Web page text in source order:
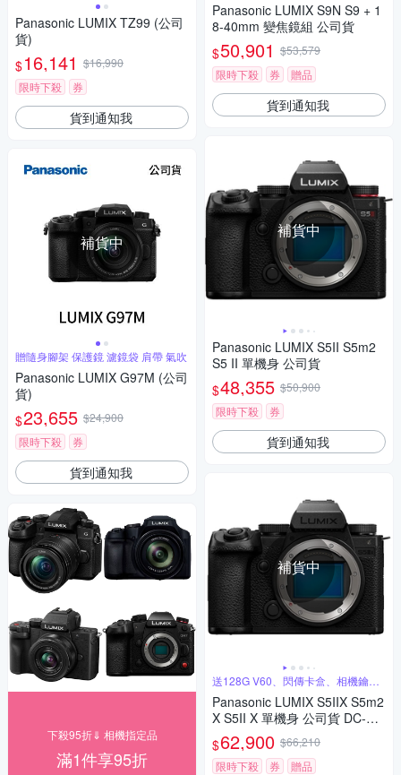
Panasonic LUMIX TZ99 (公司
貨)
$16,141 $16,990
限時下殺
券
貨到通知我
補貨中
贈隨身腳架 保護鏡 濾鏡袋 肩帶 氣吹
Panasonic LUMIX G97M (公司
貨)
$23,655 $24,900
限時下殺
券
貨到通知我
下殺95折⇓ 相機指定品
滿1件享95折
Panasonic LUMIX S9N S9 + 1
8-40mm 變焦鏡組 公司貨
$50,901 $53,579
限時下殺
券 贈品
貨到通知我
補貨中
Panasonic LUMIX S5II S5m2
S5 II 單機身 公司貨
$48,355 $50,900
限時下殺
券
貨到通知我
補貨中
送128G V60、閃傳卡盒、相機鑰匙
圈
Panasonic LUMIX S5IIX S5m2
X S5II X 單機身 公司貨 DC-S5
M2X
$62,900 $66,210
限時下殺
券 贈品